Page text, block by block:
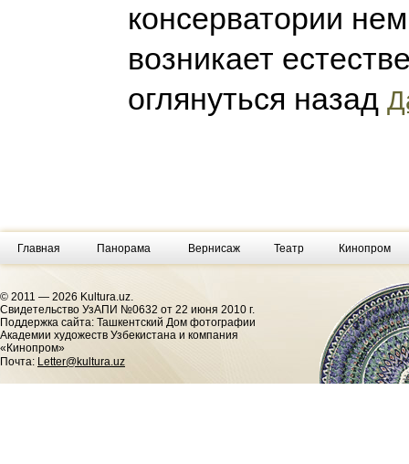
консерватории
возникает
оглянуться назад
Главная Панорама Вернисаж Театр Кинопром
© 2011 — 2026 Kultura.uz.
Cвидетельство УзАПИ №0632 от 22 июня 2010 г.
Поддержка сайта: Ташкентский Дом фотографии
Академии художеств Узбекистана и компания
«Кинопром»
Почта: Letter@kultura.uz